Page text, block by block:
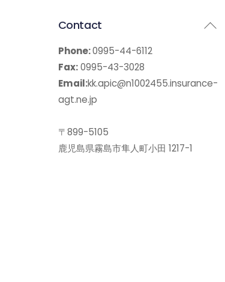
Back
Contact
Phone:0995-44-6112
Fax:0995-43-3028
Email:kk.apic@n1002455.insurance-
agt.ne.jp
〒899-5105
鹿児島県霧島市隼人町小田 1217-1